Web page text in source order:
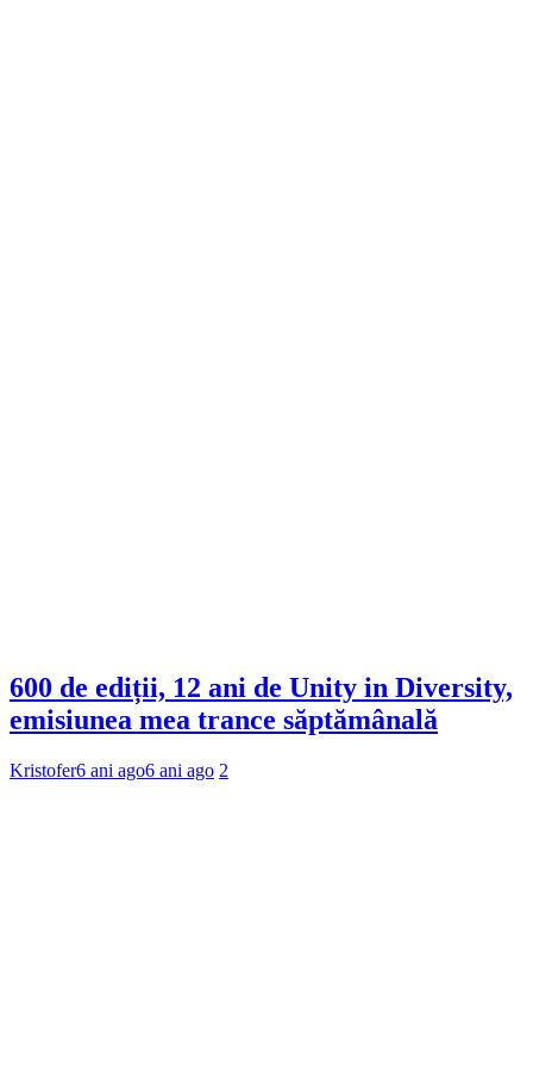
600 de ediții, 12 ani de Unity in Diversity,
emisiunea mea trance săptămânală
Kristofer6 ani ago6 ani ago 2